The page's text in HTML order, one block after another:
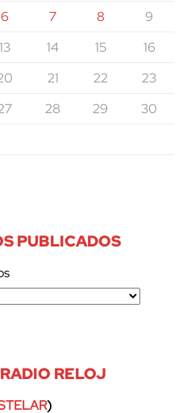
6 7 8
9
13 14 15
16
21 22
23
28 29
30
PUBLICADOS
RELOJ
)